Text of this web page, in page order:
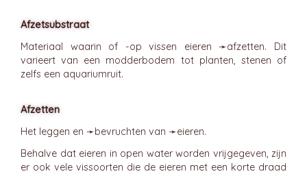
Afzetsubstraat
Materiaal waarin of -op vissen eieren ➛afzetten. Dit
varieert van een modderbodem tot planten, stenen of
zelfs een aquariumruit.
Afzetten
Het leggen en ➛bevruchten van ➛eieren.
Behalve dat eieren in open water worden vrijgegeven, zijn
er ook vele vissoorten die de eieren met een korte draad